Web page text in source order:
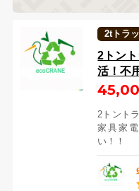
2tトラ
2トン
活！不
2トント
家具家
い！！